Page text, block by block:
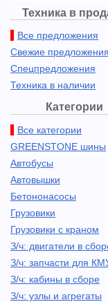
Техника в
Все предложения
Свежие предложения
Спецпредложения
Техника в наличии
Категории
Все категории
GREENSTONE шины
Автобусы
Автовышки
Бетононасосы
Грузовики
Грузовики с краном
З/ч: двигатели в
З/ч: запчасти для
З/ч: кабины в сборе
З/ч: узлы и агрегаты